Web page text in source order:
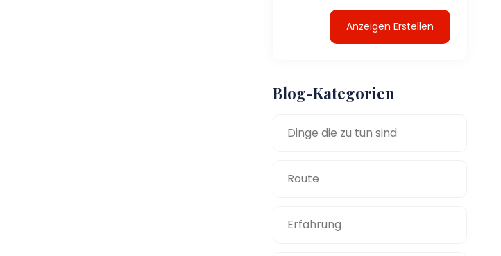
Anzeigen Erstellen
Blog-Kategorien
Dinge die zu tun sind
Route
Erfahrung